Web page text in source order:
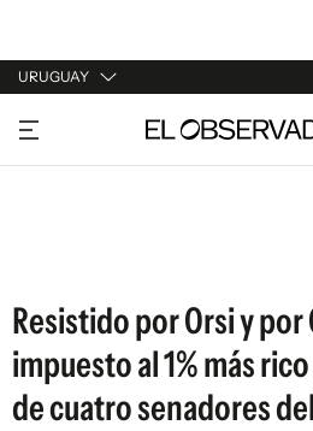
URUGUAY
URUGUAY
ARGENTINA
Resistido por Orsi y
impuesto al 1% más
de cuatro senadores